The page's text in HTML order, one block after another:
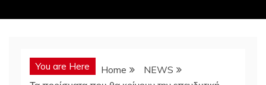
You are Here Home
NEWS